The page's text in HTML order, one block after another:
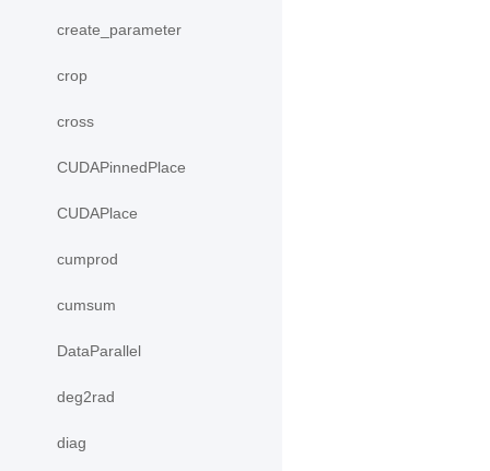
create_parameter
crop
cross
CUDAPinnedPlace
CUDAPlace
cumprod
cumsum
DataParallel
deg2rad
diag